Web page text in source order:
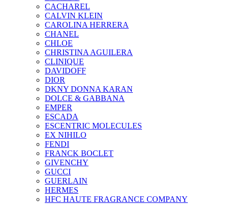
CACHAREL
CALVIN KLEIN
CAROLINA HERRERA
CHANEL
CHLOE
CHRISTINA AGUILERA
CLINIQUE
DAVIDOFF
DIOR
DKNY DONNA KARAN
DOLCE & GABBANA
EMPER
ESCADA
ESCENTRIC MOLECULES
EX NIHILO
FENDI
FRANCK BOCLET
GIVENCHY
GUCCI
GUERLAIN
HERMES
HFC HAUTE FRAGRANCE COMPANY